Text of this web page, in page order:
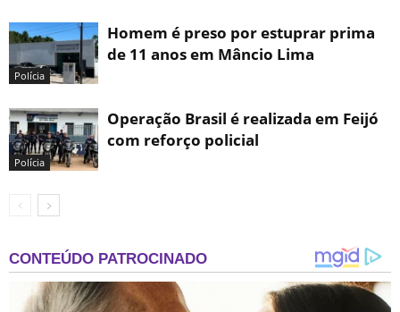
Polícia
Homem é preso por estuprar prima
de 11 anos em Mâncio Lima
Polícia
Operação Brasil é realizada em Feijó
com reforço policial